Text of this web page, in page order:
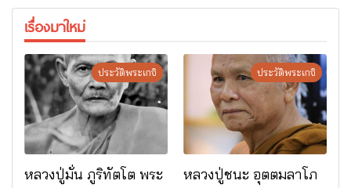
เรื่องมาใหม่
ประวัติพระเกจิ
หลวงปู่มั่น ภูริทัตโต พระ
ประวัติพระเกจิ
หลวงปู่ชนะ อุตตมลาโภ